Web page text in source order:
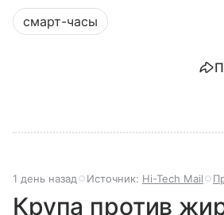
смарт-часы
1 день назад Источник: Hi-Tech Mail
Крупа против